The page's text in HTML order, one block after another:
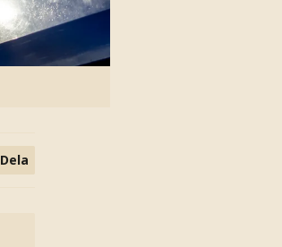
Dela